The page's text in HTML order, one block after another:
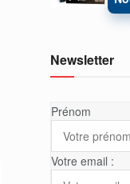
Newsletter
Prénom
Votre email :